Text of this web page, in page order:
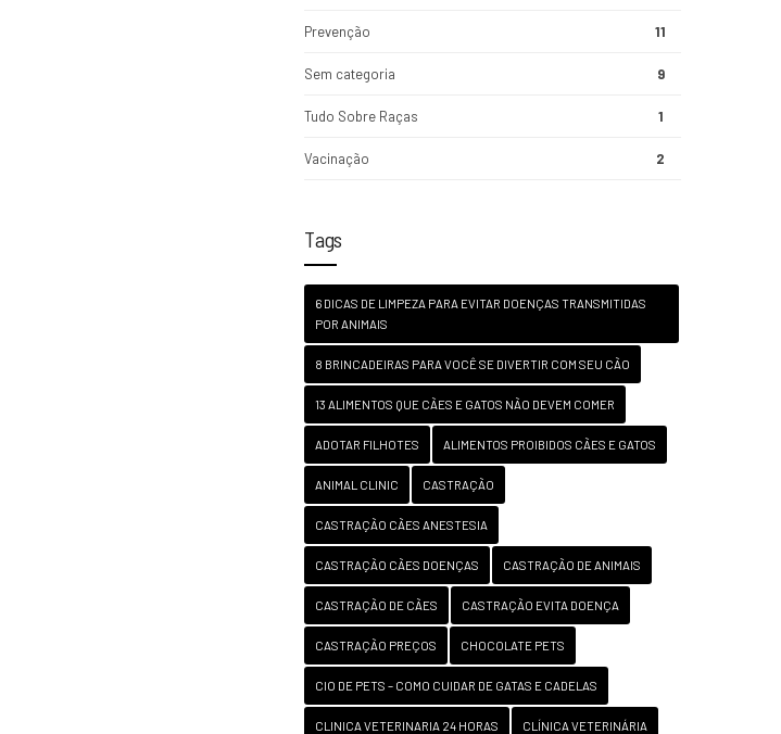
Prevenção 11
Sem categoria 9
Tudo Sobre Raças 1
Vacinação 2
Tags
6 DICAS DE LIMPEZA PARA EVITAR DOENÇAS TRANSMITIDAS
POR ANIMAIS
8 BRINCADEIRAS PARA VOCÊ SE DIVERTIR COM SEU CÃO
13 ALIMENTOS QUE CÃES E GATOS NÃO DEVEM COMER
ADOTAR FILHOTES ALIMENTOS PROIBIDOS CÃES E GATOS
ANIMAL CLINIC CASTRAÇÃO
CASTRAÇÃO CÃES ANESTESIA
CASTRAÇÃO CÃES DOENÇAS CASTRAÇÃO DE ANIMAIS
CASTRAÇÃO DE CÃES CASTRAÇÃO EVITA DOENÇA
CASTRAÇÃO PREÇOS CHOCOLATE PETS
CIO DE PETS – COMO CUIDAR DE GATAS E CADELAS
CLINICA VETERINARIA 24 HORAS CLÍNICA VETERINÁRIA